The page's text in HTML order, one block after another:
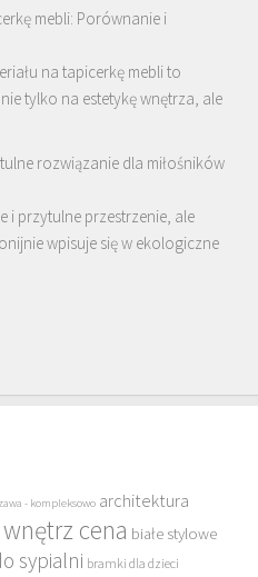
mebli: Porównanie i
na tapicerkę mebli to
tylko na estetykę wnętrza, ale
rozwiązanie dla miłośników
i przytulne przestrzenie, ale
wpisuje się w ekologiczne
- kompleksowo architektura
cena białe stylowe
sypialni bramki dla dzieci